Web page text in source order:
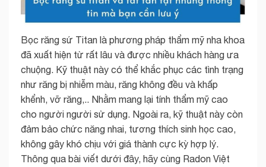
Bọc răng sứ Titan là phương pháp thẩm mỹ nha khoa
đã xuất hiện từ rất lâu và được nhiều khách hàng ưa
chuộng. Kỹ thuật này có thể khắc phục các tình trạng
như răng bị nhiễm màu, răng không đều và khấp
khểnh, vỡ răng,.. Nhằm mang lại tính thẩm mỹ cao
cho người người sử dụng. Ngoài ra, kỹ thuật này còn
đảm bảo chức năng nhai, tương thích sinh học cao,
không gây khó chịu với giá thành cực kỳ hợp lý.
Thông qua bài viết dưới đây, hãy cùng Radon Việt